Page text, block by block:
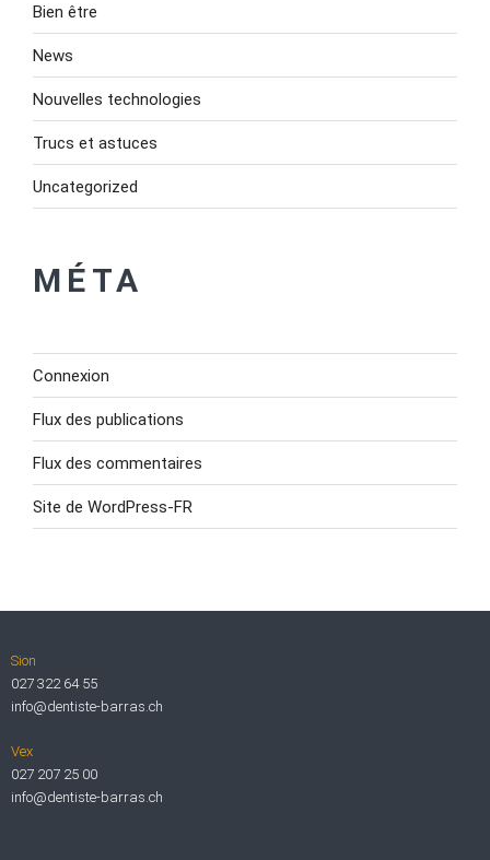
Bien être
News
Nouvelles technologies
Trucs et astuces
Uncategorized
MÉTA
Connexion
Flux des publications
Flux des commentaires
Site de WordPress-FR
Sion
027 322 64 55
info@dentiste-barras.ch
Vex
027 207 25 00
info@dentiste-barras.ch